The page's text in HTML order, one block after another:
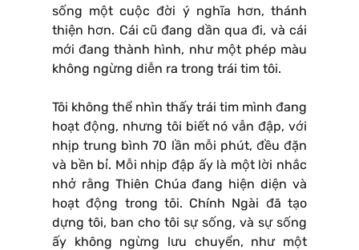
sống một cuộc đời ý nghĩa hơn, thánh
thiện hơn. Cái cũ đang dần qua đi, và cái
mới đang thành hình, như một phép màu
không ngừng diễn ra trong trái tim tôi.
Tôi không thể nhìn thấy trái tim mình đang
hoạt động, nhưng tôi biết nó vẫn đập, với
nhịp trung bình 70 lần mỗi phút, đều đặn
và bền bỉ. Mỗi nhịp đập ấy là một lời nhắc
nhở rằng Thiên Chúa đang hiện diện và
hoạt động trong tôi. Chính Ngài đã tạo
dựng tôi, ban cho tôi sự sống, và sự sống
ấy không ngừng lưu chuyển, như một